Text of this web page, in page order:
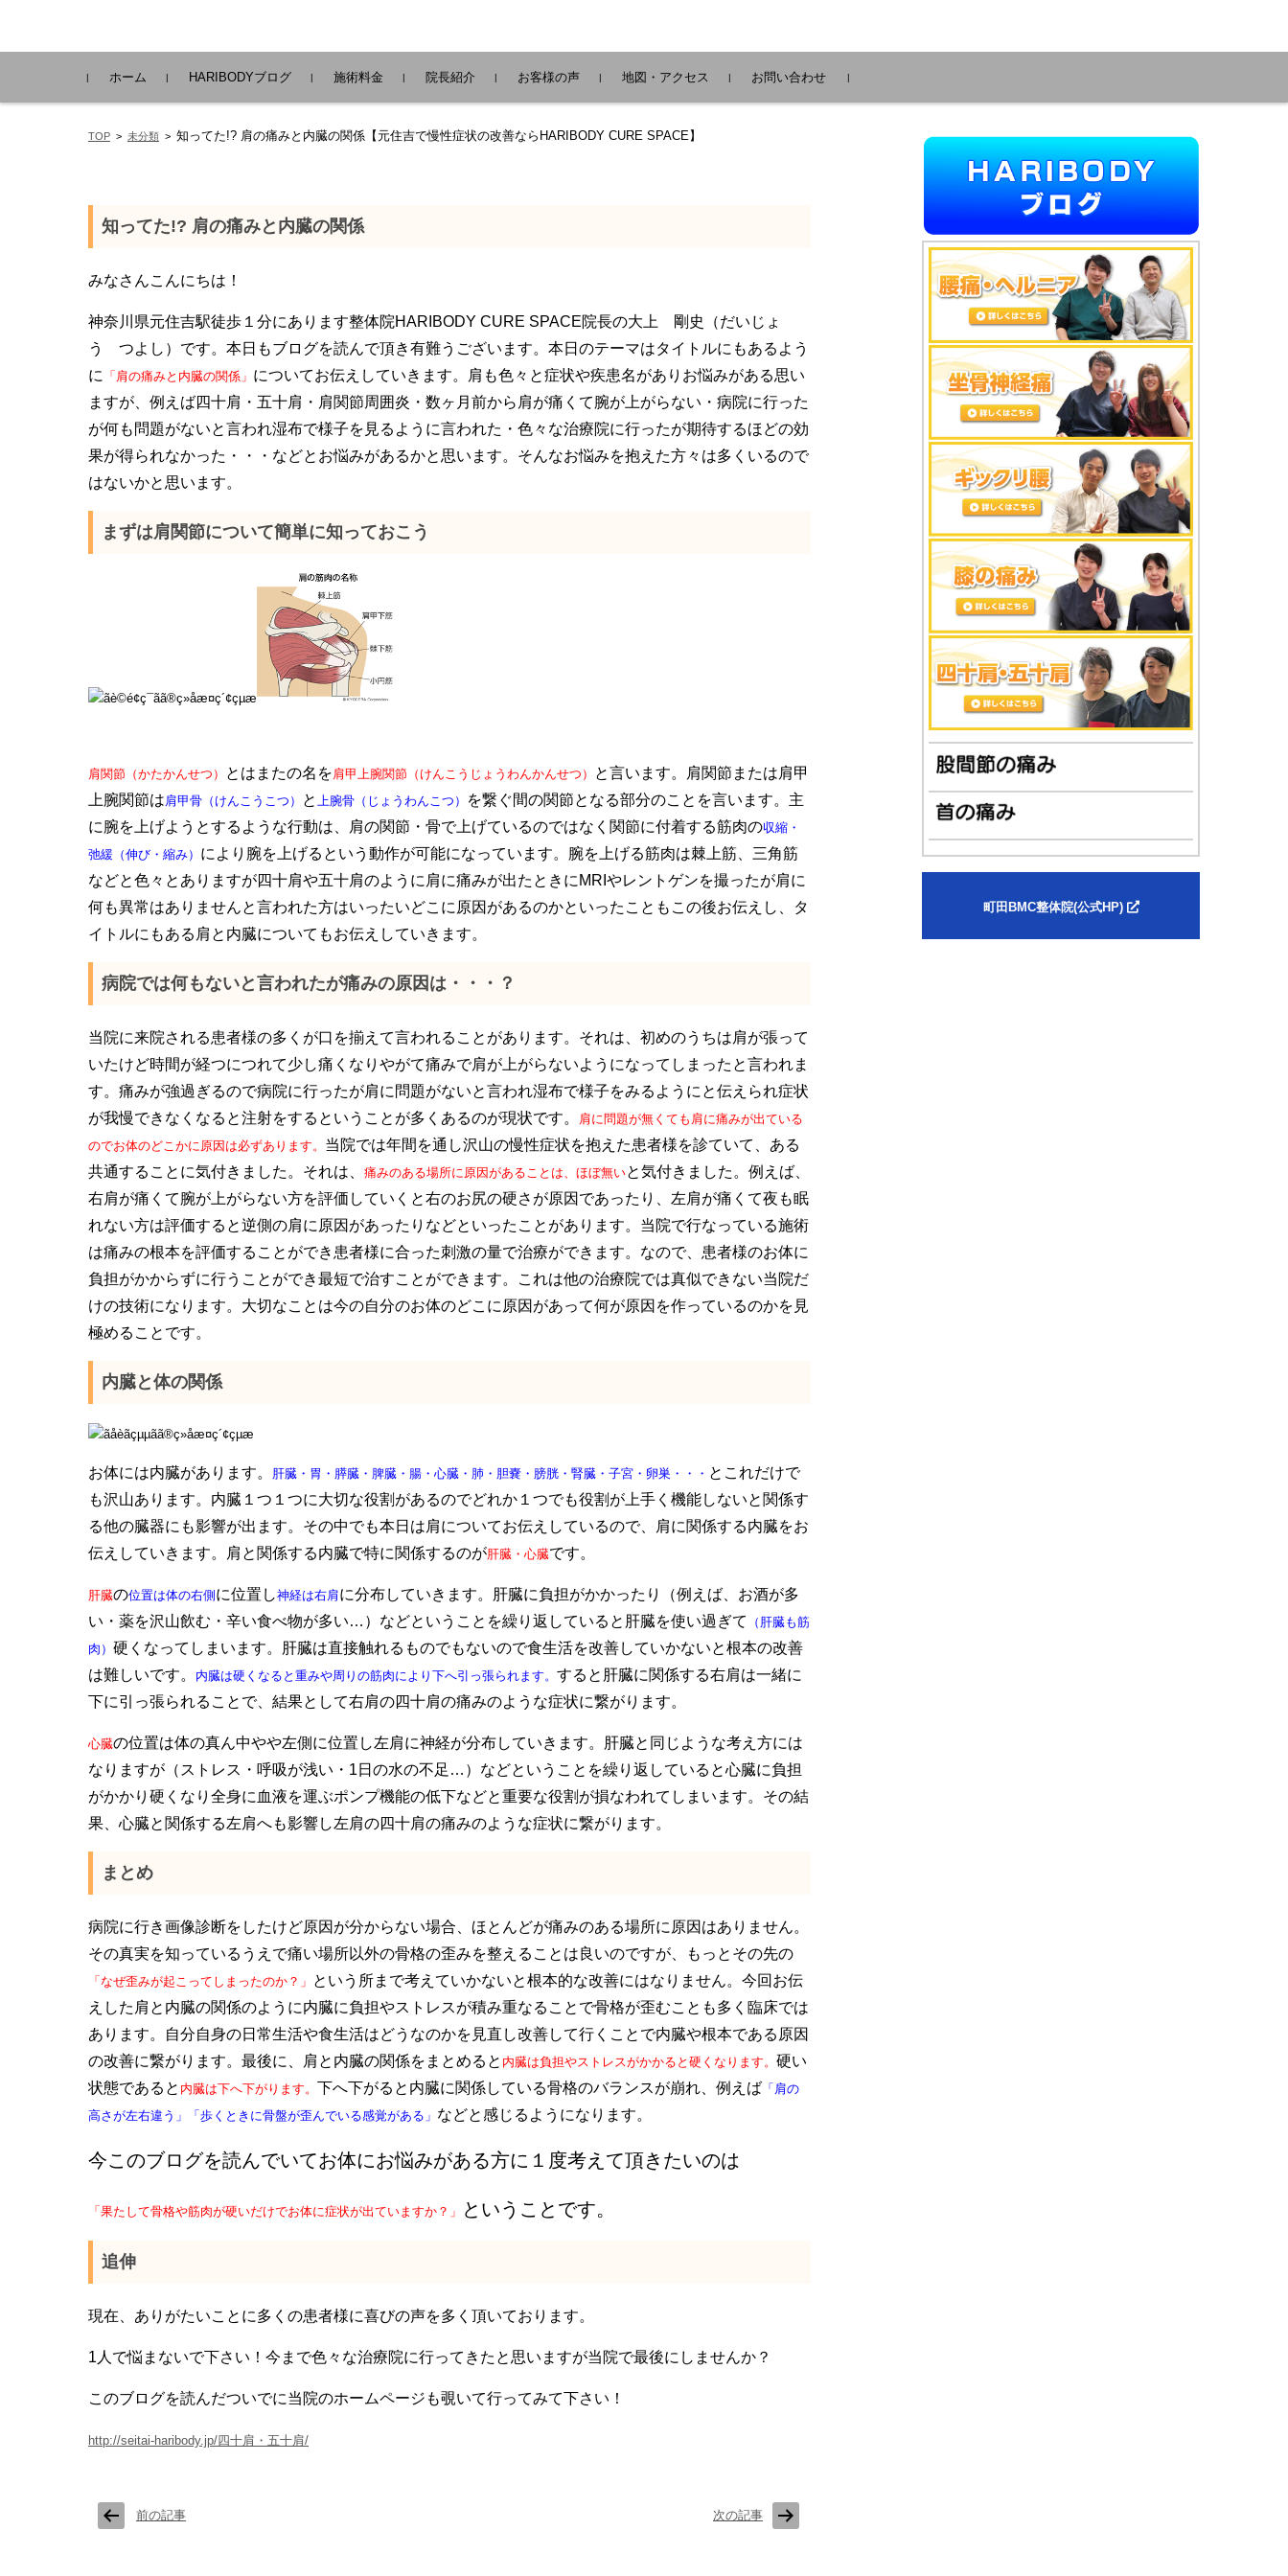
コンテンツに移動
ホーム
HARIBODYブログ 施術料金 院長紹介 お客様の声 地図・アクセス お問い合わせ
TOP > 未分類 > 知ってた!? 肩の痛みと内臓の関係【元住吉で慢性症状の改善ならHARIBODY CURE SPACE】
知ってた!? 肩の痛みと内臓の関係
みなさんこんにちは！
神奈川県元住吉駅徒歩１分にあります整体院HARIBODY CURE SPACE院長の大上 剛史（だいじょ
う つよし）です。本日もブログを読んで頂き有難うございます。本日のテーマはタイトルにもあるよう
に 「肩の痛みと内臓の関係」 についてお伝えしていきます。肩も色々と症状や疾患名がありお悩みがある思い
ますが、例えば四十肩・五十肩・肩関節周囲炎・数ヶ月前から肩が痛くて腕が上がらない・病院に行った
が何も問題がないと言われ湿布で様子を見るように言われた・色々な治療院に行ったが期待するほどの効
果が得られなかった・・・などとお悩みがあるかと思います。そんなお悩みを抱えた方々は多くいるので
はないかと思います。
まずは肩関節について簡単に知っておこう
肩関節（かたかんせつ） とはまたの名を 肩甲上腕関節（けんこうじょうわんかんせつ）
と言います。肩関節または肩甲
上腕関節は 肩甲骨（けんこうこつ） と 上腕骨（じょうわんこつ）
を繋ぐ間の関節となる部分のことを言います。主
に腕を上げようとするような行動は、肩の関節・骨で上げているのではなく関節に付着する筋肉の収縮・
弛緩（伸び・縮み） により腕を上げるという動作が可能になっています。腕を上げる筋肉は棘上筋、三角筋
などと色々とありますが四十肩や五十肩のように肩に痛みが出たときにMRIやレントゲンを撮ったが肩に
何も異常はありませんと言われた方はいったいどこに原因があるのかといったこともこの後お伝えし、タ
イトルにもある肩と内臓についてもお伝えしていきます。
病院では何もないと言われたが痛みの原因は・・・？
当院に来院される患者様の多くが口を揃えて言われることがあります。それは、初めのうちは肩が張って
いたけど時間が経つにつれて少し痛くなりやがて痛みで肩が上がらないようになってしまったと言われま
す。痛みが強過ぎるので病院に行ったが肩に問題がないと言われ湿布で様子をみるようにと伝えられ症状
が我慢できなくなると注射をするということが多くあるのが現状です。
肩に問題が無くても肩に痛みが出ている
のでお体のどこかに原因は必ずあります。 当院では年間を通し沢山の慢性症状を抱えた患者様を診ていて、ある
共通することに気付きました。それは、 痛みのある場所に原因があることは、ほぼ無いと気付きました。例えば、
右肩が痛くて腕が上がらない方を評価していくと右のお尻の硬さが原因であったり、左肩が痛くて夜も眠
れない方は評価すると逆側の肩に原因があったりなどといったことがあります。当院で行なっている施術
は痛みの根本を評価することができ患者様に合った刺激の量で治療ができます。なので、患者様のお体に
負担がかからずに行うことができ最短で治すことができます。これは他の治療院では真似できない当院だ
けの技術になります。大切なことは今の自分のお体のどこに原因があって何が原因を作っているのかを見
極めることです。
内臓と体の関係
お体には内臓があります。 肝臓・胃・膵臓・脾臓・腸・心臓・肺・胆嚢・膀胱・腎臓・子宮・卵巣・・・ とこれだけで
も沢山あります。内臓１つ１つに大切な役割があるのでどれか１つでも役割が上手く機能しないと関係す
る他の臓器にも影響が出ます。その中でも本日は肩についてお伝えしているので、肩に関係する内臓をお
伝えしていきます。肩と関係する内臓で特に関係するのが肝臓・心臓です。
肝臓の位置は体の右側 に位置し神経は右肩に分布していきます。肝臓に負担がかかったり（例えば、お酒が多
い・薬を沢山飲む・辛い食べ物が多い…）などということを繰り返していると肝臓を使い過ぎて
（肝臓も筋
肉） 硬くなってしまいます。肝臓は直接触れるものでもないので食生活を改善していかないと根本の改善
は難しいです。
内臓は硬くなると重みや周りの筋肉により下へ引っ張られます。 すると肝臓に関係する右肩は一緒に
下に引っ張られることで、結果として右肩の四十肩の痛みのような症状に繋がります。
心臓の位置は体の真ん中やや左側に位置し左肩に神経が分布していきます。肝臓と同じような考え方には
なりますが（ストレス・呼吸が浅い・1日の水の不足…）などということを繰り返していると心臓に負担
がかかり硬くなり全身に血液を運ぶポンプ機能の低下などと重要な役割が損なわれてしまいます。その結
果、心臓と関係する左肩へも影響し左肩の四十肩の痛みのような症状に繋がります。
まとめ
病院に行き画像診断をしたけど原因が分からない場合、ほとんどが痛みのある場所に原因はありません。
その真実を知っているうえで痛い場所以外の骨格の歪みを整えることは良いのですが、もっとその先の
「なぜ歪みが起こってしまったのか？」 という所まで考えていかないと根本的な改善にはなりません。今回お伝
えした肩と内臓の関係のように内臓に負担やストレスが積み重なることで骨格が歪むことも多く臨床では
あります。自分自身の日常生活や食生活はどうなのかを見直し改善して行くことで内臓や根本である原因
の改善に繋がります。最後に、肩と内臓の関係をまとめると 内臓は負担やストレスがかかると硬くなります。 硬い
状態であると 内臓は下へ下がります。 下へ下がると内臓に関係している骨格のバランスが崩れ、例えば 「肩の
高さが左右違う」「歩くときに骨盤が歪んでいる感覚がある」 などと感じるようになります。
今このブログを読んでいてお体にお悩みがある方に１度考えて頂きたいのは
「果たして骨格や筋肉が硬いだけでお体に症状が出ていますか？」 ということです。
追伸
現在、ありがたいことに多くの患者様に喜びの声を多く頂いております。
1人で悩まないで下さい！今まで色々な治療院に行ってきたと思いますが当院で最後にしませんか？
このブログを読んだついでに当院のホームページも覗いて行ってみて下さい！
http://seitai-haribody.jp/四十肩・五十肩/
前の記事 次の記事
町田BMC整体院(公式HP)